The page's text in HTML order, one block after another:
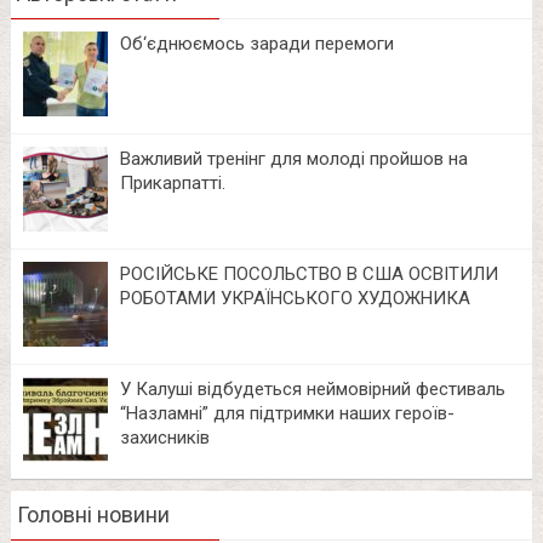
Об‘єднюємось заради перемоги
Важливий тренінг для молоді пройшов на
Прикарпатті.
РОСІЙСЬКЕ ПОСОЛЬСТВО В США ОСВІТИЛИ
РОБОТАМИ УКРАЇНСЬКОГО ХУДОЖНИКА
У Калуші відбудеться неймовірний фестиваль
“Назламні” для підтримки наших героїв-
захисників
Головні новини